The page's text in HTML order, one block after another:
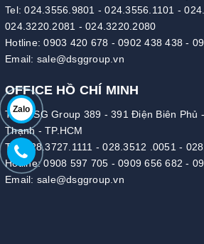
Zalo
Tel:024.3556.9801 -024.3556.1101 -
024.3220.2081 - 024.3220.2080
Hotline:0903 420 678 - 0902 438 438 -
Email: sale@dsggroup.vn
OFFICE HỒ CHÍ MINH
Tòa DSG Group 389 - 391 Điện Biên Phủ
Thạnh - TP.HCM
Tel:
028.3727.1111 -028.3512 .0051 -
Hotline:0908 597 705 - 0909 656 682 -
Email: sale@dsggroup.vn